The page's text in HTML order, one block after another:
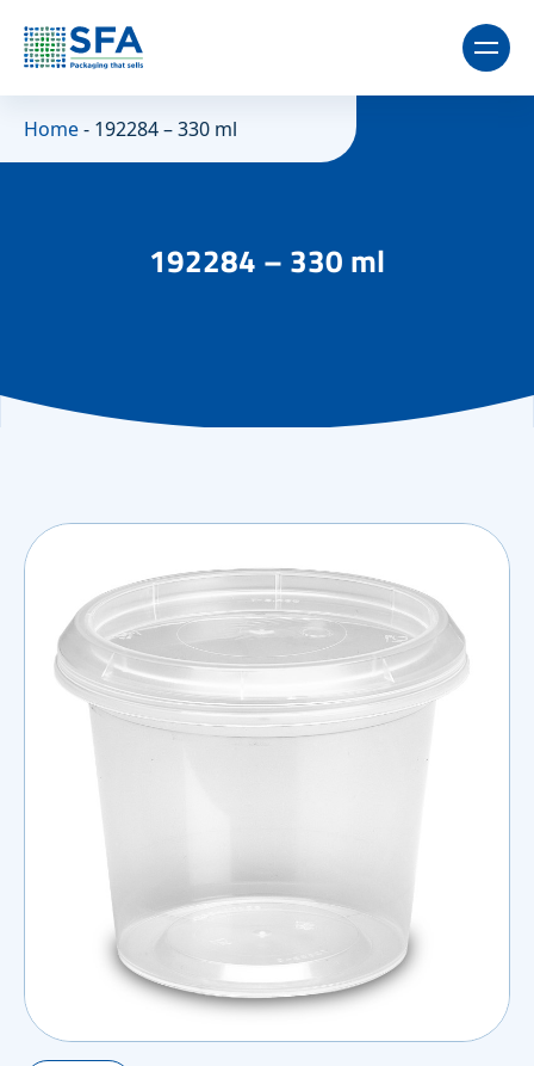
Home- 192284 – 330 ml
192284 – 330 ml